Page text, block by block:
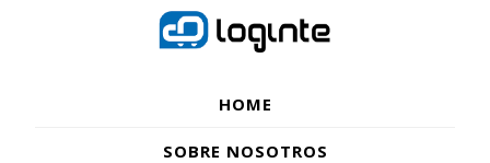
HOME
SOBRE NOSOTROS